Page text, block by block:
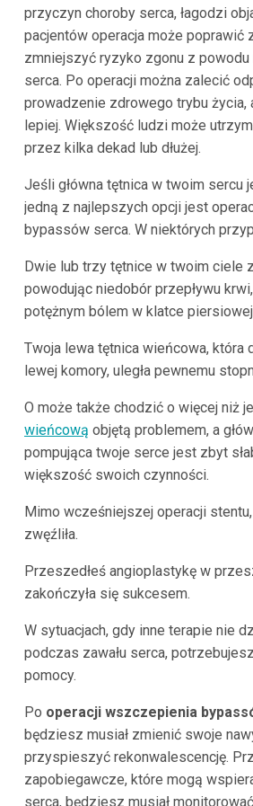
przyczyn choroby serca, łagodzi
pacjentów operacja może poprawić
zmniejszyć ryzyko zgonu z
serca. Po operacji można zalecić
prowadzenie zdrowego trybu życia,
lepiej. Większość ludzi może
przez kilka dekad lub dłużej.
Jeśli główna tętnica w twoim sercu
jedną z najlepszych opcji jest
bypassów serca. W niektórych
Dwie lub trzy tętnice w twoim ciele
powodując niedobór przepływu
potężnym bólem w klatce
Twoja lewa tętnica wieńcowa, która
lewej komory, uległa pewnemu
O może także chodzić o więcej niż
wieńcową objętą problemem, a
pompująca twoje serce jest zbyt
większość swoich czynności.
Mimo wcześniejszej operacji
zwęźliła.
Przeszedłeś angioplastykę w
zakończyła się sukcesem.
W sytuacjach, gdy inne terapie nie
podczas zawału serca,
pomocy.
Po operacji wszczepienia
będziesz musiał zmienić swoje
przyspieszyć rekonwalescencję.
zapobiegawcze, które mogą
serca, będziesz musiał